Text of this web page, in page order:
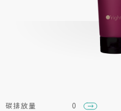
碳排放量
0